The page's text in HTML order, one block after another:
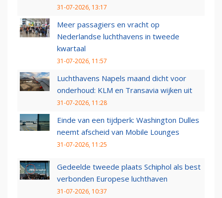
31-07-2026, 13:17
Meer passagiers en vracht op
Nederlandse luchthavens in tweede
kwartaal
31-07-2026, 11:57
Luchthavens Napels maand dicht voor
onderhoud: KLM en Transavia wijken uit
31-07-2026, 11:28
Einde van een tijdperk: Washington Dulles
neemt afscheid van Mobile Lounges
31-07-2026, 11:25
Gedeelde tweede plaats Schiphol als best
verbonden Europese luchthaven
31-07-2026, 10:37